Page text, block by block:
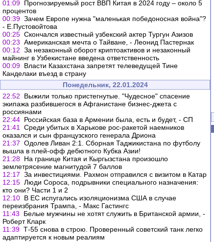
01:09 Прогнозируемый рост ВВП Китая в 2024 году – около 5
процентов
00:39 Зачем Европе нужна "маленькая победоносная война"?
- Е.Пустовойтова
00:25 Скончался известный узбекский актер Тургун Азизов
00:23 Американская мечта о Тайване, - Леонид Пастернак
00:12 За незаконный оборот криптоактивов и незаконный
майнинг в Узбекистане введена ответственность
00:09 Власти Казахстана запретят телеведущей Тине
Канделаки въезд в страну
Понедельник, 22.01.2024
22:52
Выжили только пристегнутые. "Чудесное" спасение
экипажа разбившегося в Афганистане бизнес-джета с
россиянами
22:44 Российская база в Армении была, есть и будет, - СП
21:41
Среди убитых в Харькове рос-ракетой наемников
оказался и сын французского генерала Дриона
21:37 Одолев Ливан 2:1. Сборная Таджикистана по футболу
вышла в плей-офф дебютного Кубка Азии!
21:28 На границе Китая и Кыргызстана произошло
землетрясение магнитудой 7 баллов
12:17 За инвестициями. Рахмон отправился с визитом в Катар
12:15 Люди Сороса, подрывники специального назначения:
кто они? Части 1 и 2
12:10 В ЕС испугались изоляционизма США в случае
переизбрания Трампа, - Макс Гастингс
11:43
Белые мужчины не хотят служить в Британской армии, -
Роберт Кларк
11:39 Т-55 снова в строю. Проверенный советский танк легко
адаптируется к новым реалиям